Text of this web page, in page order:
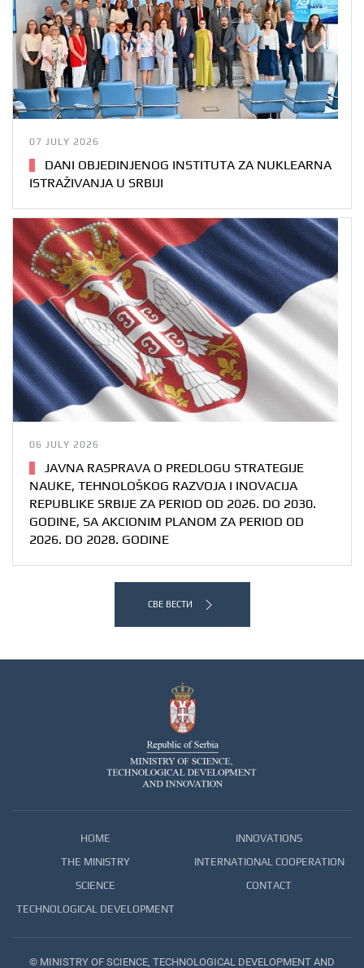
07 JULY 2026
DANI OBJEDINJENOG INSTITUTA ZA NUKLEARNA
ISTRAŽIVANJA U SRBIJI
06 JULY 2026
JAVNA RASPRAVA O PREDLOGU STRATEGIJE
NAUKE, TEHNOLOŠKOG RAZVOJA I INOVACIJA
REPUBLIKE SRBIJE ZA PERIOD OD 2026. DO 2030.
GODINE, SA AKCIONIM PLANOM ZA PERIOD OD
2026. DO 2028. GODINE
СВЕ ВЕСТИ
HOME
THE MINISTRY
SCIENCE
TECHNOLOGICAL DEVELOPMENT
INNOVATIONS
INTERNATIONAL COOPERATION
CONTACT
© MINISTRY OF SCIENCE, TECHNOLOGICAL DEVELOPMENT AND